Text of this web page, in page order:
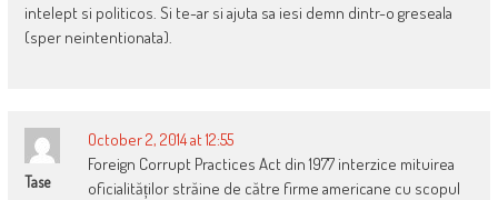
intelept si politicos. Si te-ar si ajuta sa iesi demn dintr-o greseala
(sper neintentionata).
Tase
October 2, 2014 at 12:55
Foreign Corrupt Practices Act din 1977 interzice mituirea
oficialităților străine de către firme americane cu scopul